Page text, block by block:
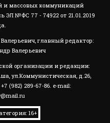
и массовых коммуникаций
ЭЛ №ФС 77 - 74922 от 21.01.2019
главный редактор:
Валерьевич
организации и редакции:
ул.Коммунистическая, д.26,
(982) 289-67-86. e-mail:
16+